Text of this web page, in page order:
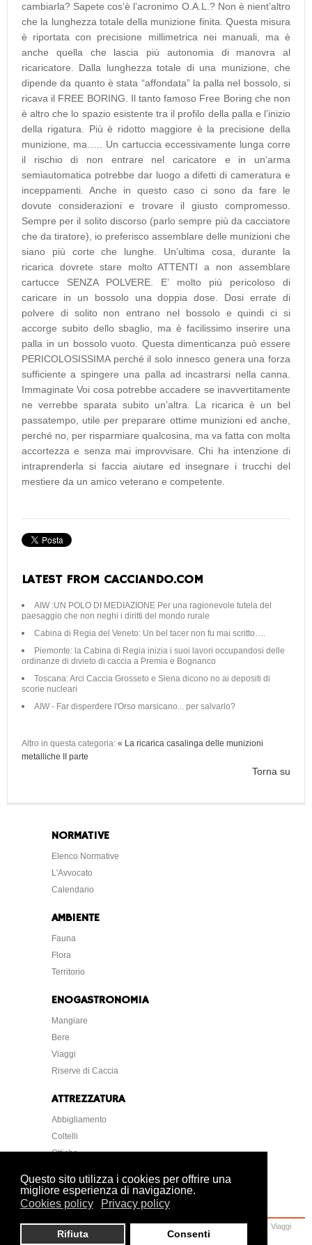
Questo sito utilizza i cookies per offrire una
migliore esperienza di navigazione.
Cookies policy
Privacy policy
Rifiuta Consenti
cambiarla? Sapete cos’è l’acronimo O.A.L.? Non è nient’altro
che la lunghezza totale della munizione finita. Questa misura
è riportata con precisione millimetrica nei manuali, ma è
anche quella che lascia più autonomia di manovra al
ricaricatore. Dalla lunghezza totale di una munizione, che
dipende da quanto è stata “affondata” la palla nel bossolo, si
ricava il FREE BORING. Il tanto famoso Free Boring che non
è altro che lo spazio esistente tra il profilo della palla e l’inizio
della rigatura. Più è ridotto maggiore è la precisione della
munizione, ma….. Un cartuccia eccessivamente lunga corre
il rischio di non entrare nel caricatore e in un’arma
semiautomatica potrebbe dar luogo a difetti di cameratura e
inceppamenti. Anche in questo caso ci sono da fare le
dovute considerazioni e trovare il giusto compromesso.
Sempre per il solito discorso (parlo sempre più da cacciatore
che da tiratore), io preferisco assemblare delle munizioni che
siano più corte che lunghe. Un’ultima cosa, durante la
ricarica dovrete stare molto ATTENTI a non assemblare
cartucce SENZA POLVERE. E’ molto più pericoloso di
caricare in un bossolo una doppia dose. Dosi errate di
polvere di solito non entrano nel bossolo e quindi ci si
accorge subito dello sbaglio, ma è facilissimo inserire una
palla in un bossolo vuoto. Questa dimenticanza può essere
PERICOLOSISSIMA perché il solo innesco genera una forza
sufficiente a spingere una palla ad incastrarsi nella canna.
Immaginate Voi cosa potrebbe accadere se inavvertitamente
ne verrebbe sparata subito un’altra. La ricarica è un bel
passatempo, utile per preparare ottime munizioni ed anche,
perché no, per risparmiare qualcosina, ma va fatta con molta
accortezza e senza mai improvvisare. Chi ha intenzione di
intraprenderla si faccia aiutare ed insegnare i trucchi del
mestiere da un amico veterano e competente.
LATEST FROM CACCIANDO.COM
AIW :UN POLO DI MEDIAZIONE Per una ragionevole tutela del
paesaggio che non neghi i diritti del mondo rurale
Cabina di Regia del Veneto: Un bel tacer non fu mai scritto….
Piemonte: la Cabina di Regia inizia i suoi lavori occupandosi delle
ordinanze di divieto di caccia a Premia e Bognanco
Toscana: Arci Caccia Grosseto e Siena dicono no ai depositi di
scorie nucleari
AIW - Far disperdere l'Orso marsicano... per salvarlo?
Altro in questa categoria: « La ricarica casalinga delle munizioni
metalliche II parte
Torna su
NORMATIVE
Elenco Normative
L'Avvocato
Calendario
AMBIENTE
Fauna
Flora
Territorio
ENOGASTRONOMIA
Mangiare
Bere
Viaggi
Riserve di Caccia
ATTREZZATURA
Abbigliamento
Coltelli
Ottiche
Home Caccia Armi Attrezzatura Cani Normative Lettere Foto Arte
Viaggi